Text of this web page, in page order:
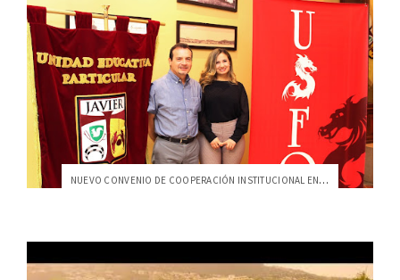
NUEVO CONVENIO DE COOPERACIÓN INSTITUCIONAL EN GUAYAQUIL